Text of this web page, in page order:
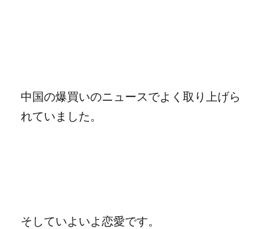
中国の爆買いのニュースでよく取り上げら
れていました。
そしていよいよ恋愛です。